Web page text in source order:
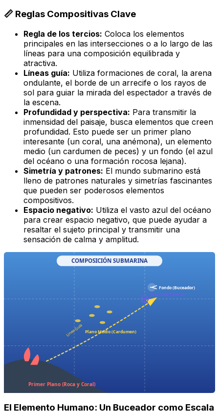
📏 Reglas Compositivas Clave
Regla de los tercios: Coloca los elementos
principales en las intersecciones o a lo largo de las
líneas para una composición equilibrada y
atractiva.
Líneas guía: Utiliza formaciones de coral, la arena
ondulante, el borde de un arrecife o los rayos de
sol para guiar la mirada del espectador a través de
la escena.
Profundidad y perspectiva: Para transmitir la
inmensidad del paisaje, busca elementos que creen
profundidad. Esto puede ser un primer plano
interesante (un coral, una anémona), un elemento
medio (un cardumen de peces) y un fondo (el azul
del océano o una formación rocosa lejana).
Simetría y patrones: El mundo submarino está
lleno de patrones naturales y simetrías fascinantes
que pueden ser poderosos elementos
compositivos.
Espacio negativo: Utiliza el vasto azul del océano
para crear espacio negativo, que puede ayudar a
resaltar el sujeto principal y transmitir una
sensación de calma y amplitud.
Fondo (Buceador)
Plano Medio (Cardumen)
Primer Plano (Roca y Coral)
Línea Guía
Punto de Interés
COMPOSICIÓN SUBMARINA
El Elemento Humano: Un Buceador como Escala